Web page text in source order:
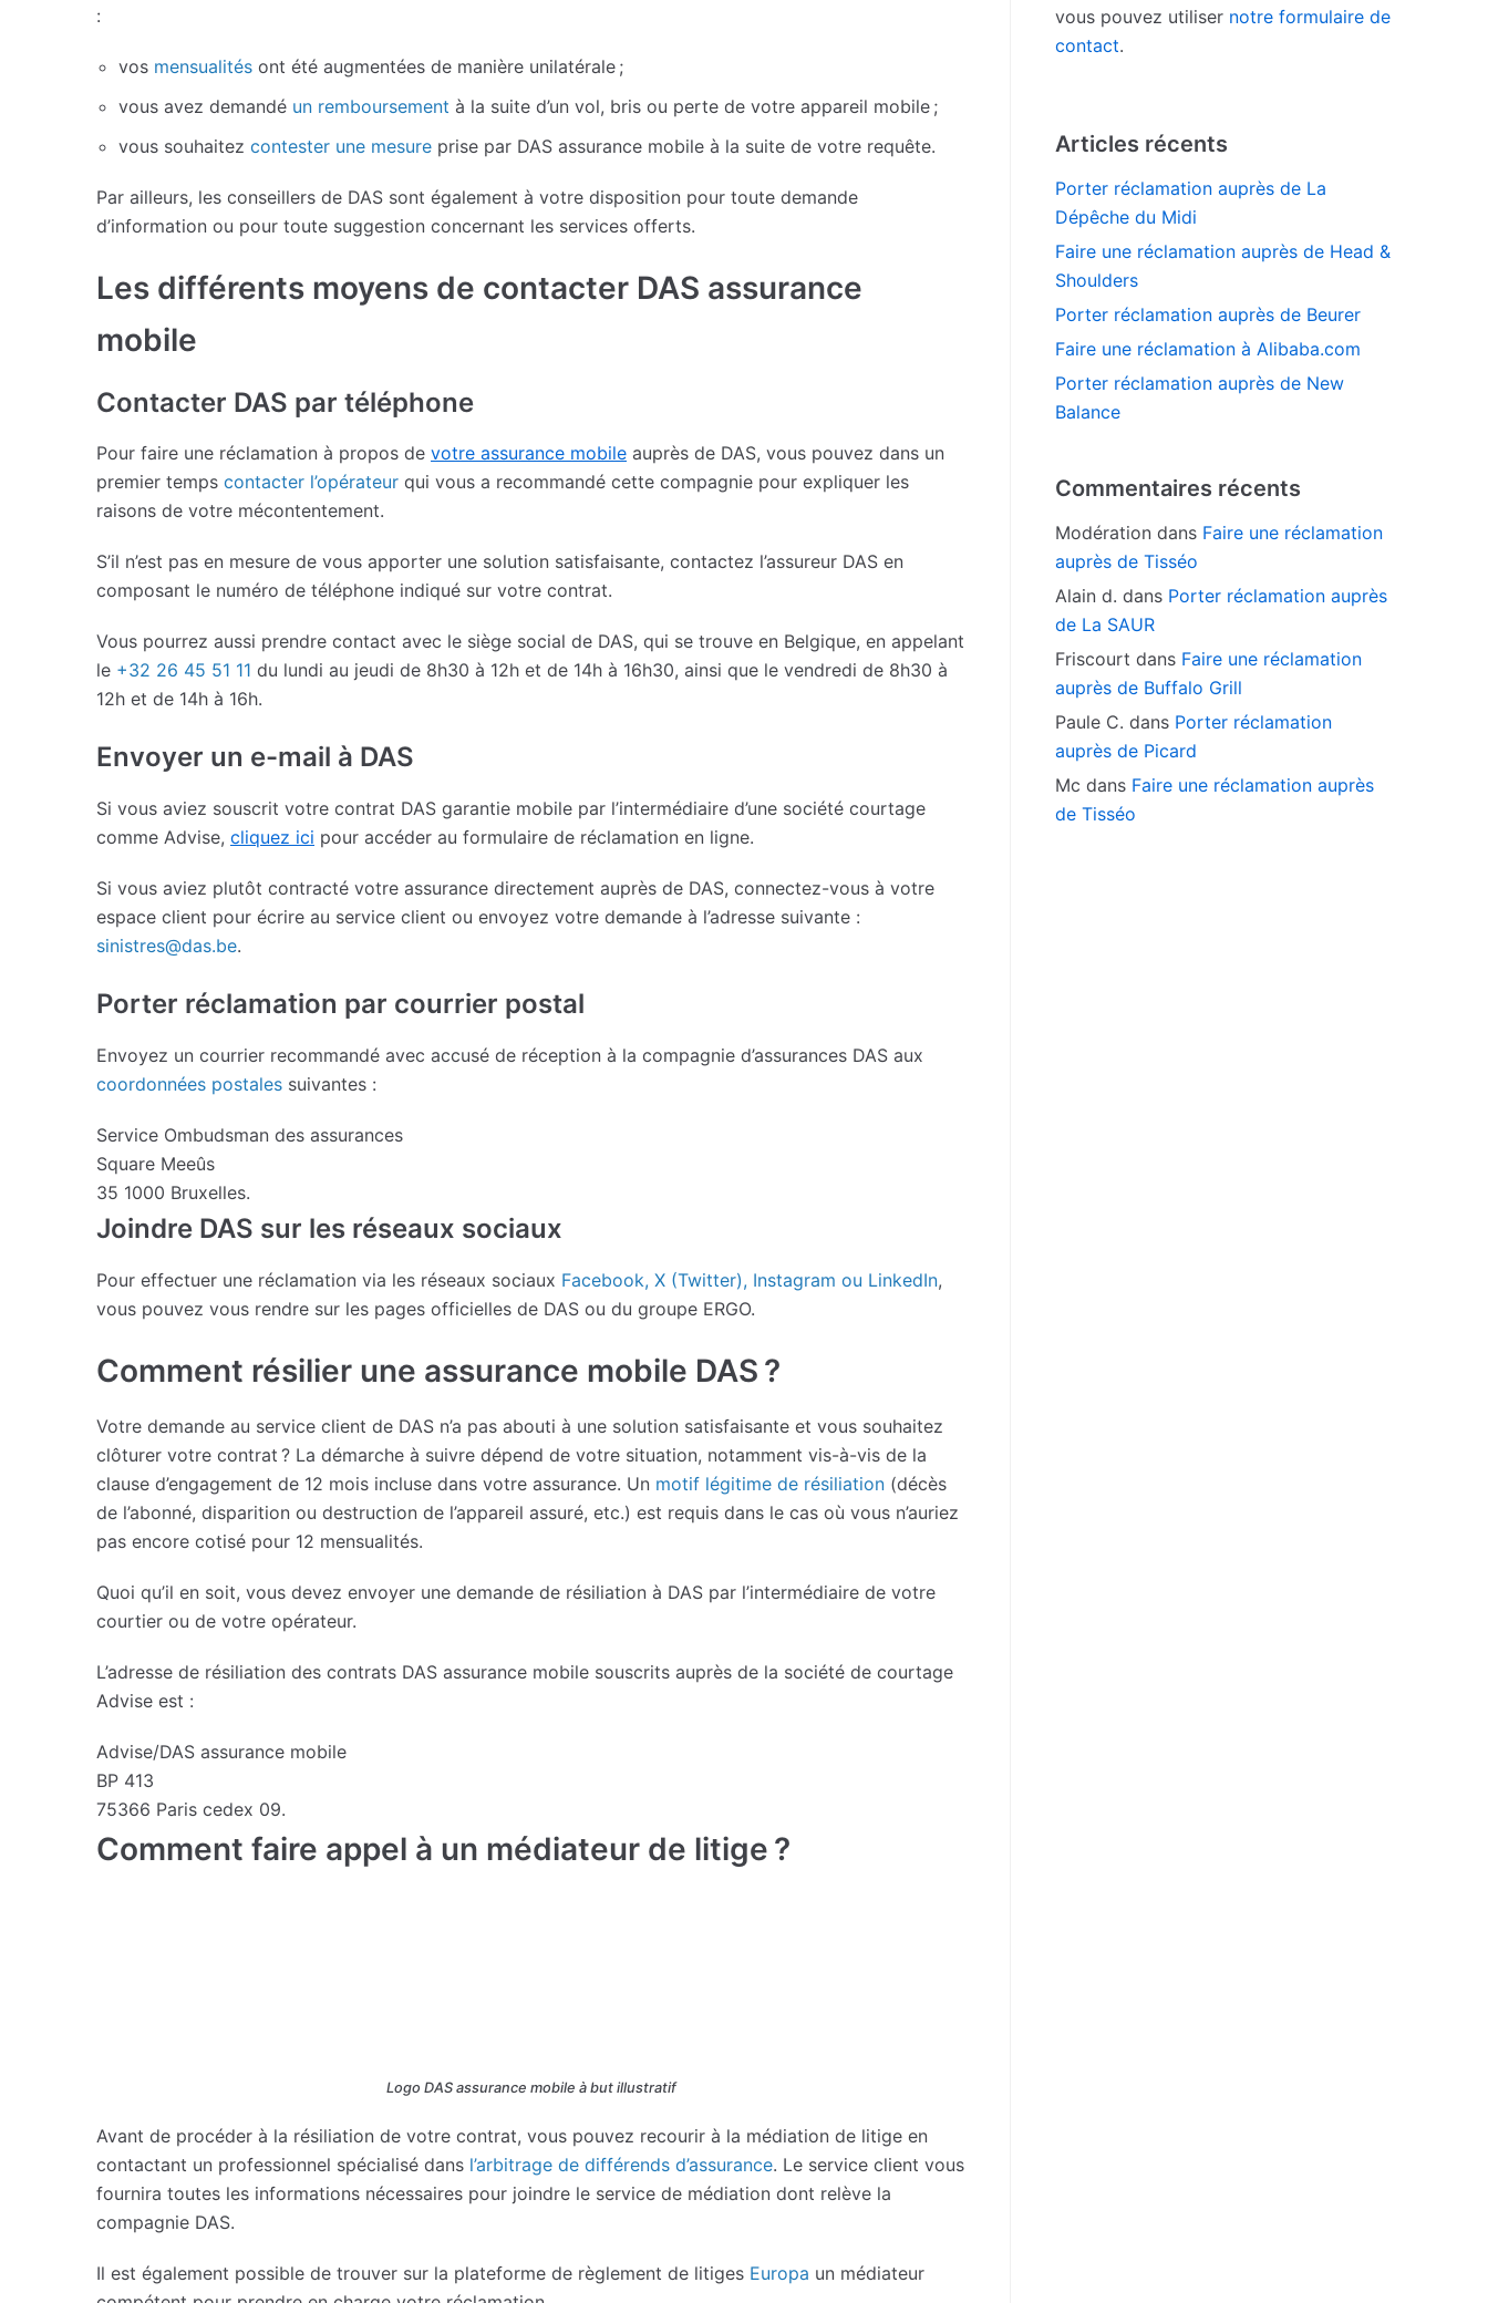
:
vos mensualités ont été augmentées de manière unilatérale ;
vous avez demandé un remboursement à la suite d’un vol, bris ou perte de votre appareil mobile ;
vous souhaitez contester une mesure prise par DAS assurance mobile à la suite de votre requête.
Par ailleurs, les conseillers de DAS sont également à votre disposition pour toute demande
d’information ou pour toute suggestion concernant les services offerts.
Les différents moyens de contacter DAS assurance
mobile
Contacter DAS par téléphone
Pour faire une réclamation à propos de votre assurance mobile auprès de DAS, vous pouvez dans un
premier temps contacter l’opérateur qui vous a recommandé cette compagnie pour expliquer les
raisons de votre mécontentement.
S’il n’est pas en mesure de vous apporter une solution satisfaisante, contactez l’assureur DAS en
composant le numéro de téléphone indiqué sur votre contrat.
Vous pourrez aussi prendre contact avec le siège social de DAS, qui se trouve en Belgique, en appelant
le +32 26 45 51 11 du lundi au jeudi de 8h30 à 12h et de 14h à 16h30, ainsi que le vendredi de 8h30 à
12h et de 14h à 16h.
Envoyer un e-mail à DAS
Si vous aviez souscrit votre contrat DAS garantie mobile par l’intermédiaire d’une société courtage
comme Advise, cliquez ici pour accéder au formulaire de réclamation en ligne.
Si vous aviez plutôt contracté votre assurance directement auprès de DAS, connectez-vous à votre
espace client pour écrire au service client ou envoyez votre demande à l’adresse suivante :
sinistres@das.be.
Porter réclamation par courrier postal
Envoyez un courrier recommandé avec accusé de réception à la compagnie d’assurances DAS aux
coordonnées postales suivantes :
Service Ombudsman des assurances
Square Meeûs
35 1000 Bruxelles.
Joindre DAS sur les réseaux sociaux
Pour effectuer une réclamation via les réseaux sociaux Facebook, X (Twitter), Instagram ou LinkedIn,
vous pouvez vous rendre sur les pages officielles de DAS ou du groupe ERGO.
Comment résilier une assurance mobile DAS ?
Votre demande au service client de DAS n’a pas abouti à une solution satisfaisante et vous souhaitez
clôturer votre contrat ? La démarche à suivre dépend de votre situation, notamment vis-à-vis de la
clause d’engagement de 12 mois incluse dans votre assurance. Un motif légitime de résiliation (décès
de l’abonné, disparition ou destruction de l’appareil assuré, etc.) est requis dans le cas où vous n’auriez
pas encore cotisé pour 12 mensualités.
Quoi qu’il en soit, vous devez envoyer une demande de résiliation à DAS par l’intermédiaire de votre
courtier ou de votre opérateur.
L’adresse de résiliation des contrats DAS assurance mobile souscrits auprès de la société de courtage
Advise est :
Advise/DAS assurance mobile
BP 413
75366 Paris cedex 09.
Comment faire appel à un médiateur de litige ?
Logo DAS assurance mobile à but illustratif
Avant de procéder à la résiliation de votre contrat, vous pouvez recourir à la médiation de litige en
contactant un professionnel spécialisé dans l’arbitrage de différends d’assurance. Le service client vous
fournira toutes les informations nécessaires pour joindre le service de médiation dont relève la
compagnie DAS.
Il est également possible de trouver sur la plateforme de règlement de litiges Europa un médiateur
vous pouvez utiliser notre formulaire de
contact.
Articles récents
Porter réclamation auprès de La
Dépêche du Midi
Faire une réclamation auprès de Head &
Shoulders
Porter réclamation auprès de Beurer
Faire une réclamation à Alibaba.com
Porter réclamation auprès de New
Balance
Commentaires récents
Modération dans Faire une réclamation
auprès de Tisséo
Alain d. dans Porter réclamation auprès
de La SAUR
Friscourt dans Faire une réclamation
auprès de Buffalo Grill
Paule C. dans Porter réclamation
auprès de Picard
Mc dans Faire une réclamation auprès
de Tisséo